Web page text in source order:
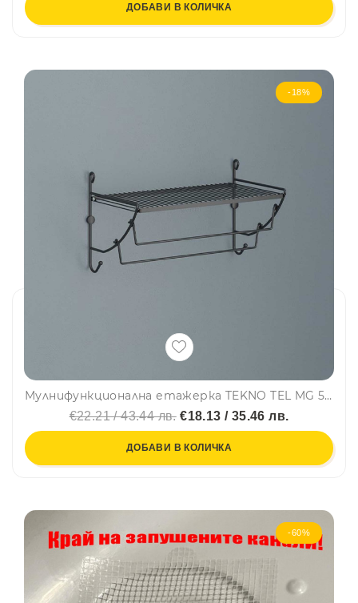
ДОБАВИ В КОЛИЧКА
-18%
Мулнифункционална етажерка TEKNO TEL MG 503B, 43х25х25 см, Черен
€22.21 / 43.44 лв.€18.13 / 35.46 лв.
ДОБАВИ В КОЛИЧКА
-60%